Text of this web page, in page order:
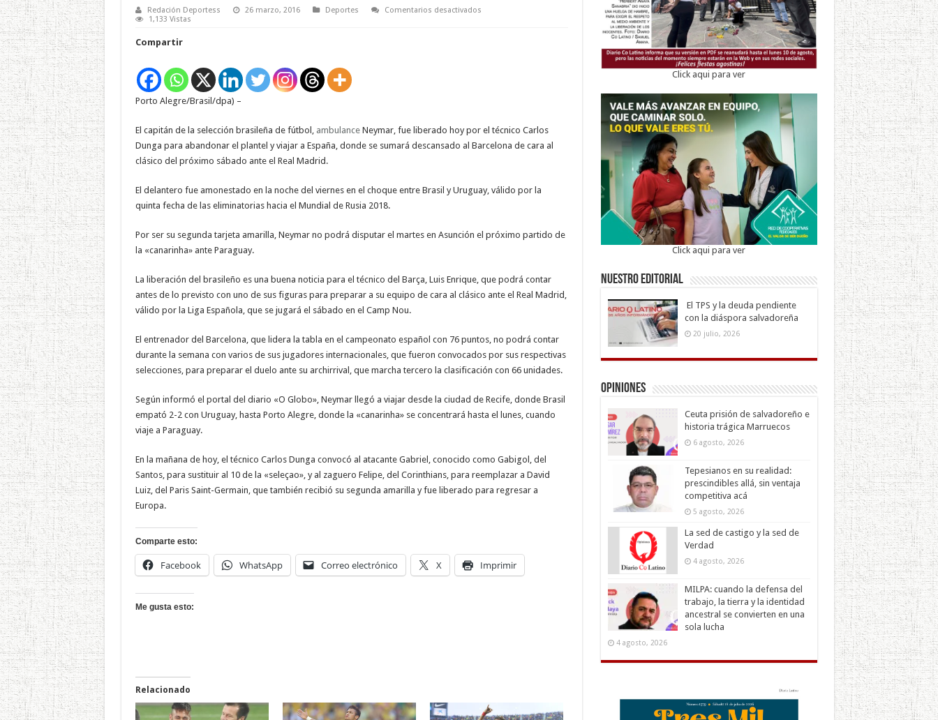
Redación Deportess 26 marzo, 2016 Deportes Comentarios desactivadosen
1,133 Vistas
Compartir
Porto Alegre/Brasil/dpa) –
El capitán de la selección brasileña de fútbol , ambulanceNeymar, fue liberado hoy por el técnico Carlos
Dunga para abandonar el plantel y viajar a España, donde se sumará descansado al Barcelona de cara al
clásico del próximo sábado ante el Real Madrid.
El delantero fue amonestado en la noche del viernes en el choque entre Brasil y Uruguay, válido por la
quinta fecha de las eliminatorias hacia el Mundial de Rusia 2018.
Por ser su segunda tarjeta amarilla, Neymar no podrá disputar el martes en Asunción el próximo partido de
la «canarinha» ante Paraguay.
La liberación del brasileño es una buena noticia para el técnico del Barça, Luis Enrique, que podrá contar
antes de lo previsto con uno de sus figuras para preparar a su equipo de cara al clásico ante el Real Madrid,
válido por la Liga Española, que se jugará el sábado en el Camp Nou.
El entrenador del Barcelona, que lidera la tabla en el campeonato español con 76 puntos, no podrá contar
durante la semana con varios de sus jugadores internacionales, que fueron convocados por sus respectivas
selecciones, para preparar el duelo ante su archirrival, que marcha tercero la clasificación con 66 unidades.
Según informó el portal del diario «O Globo», Neymar llegó a viajar desde la ciudad de Recife, donde Brasil
empató 2-2 con Uruguay, hasta Porto Alegre, donde la «canarinha» se concentrará hasta el lunes, cuando
viaje a Paraguay.
En la mañana de hoy, el técnico Carlos Dunga convocó al atacante Gabriel, conocido como Gabigol, del
Santos, para sustituir al 10 de la «seleçao», y al zaguero Felipe, del Corinthians, para reemplazar a David
Luiz, del Paris Saint-Germain, que también recibió su segunda amarilla y fue liberado para regresar a
Europa.
Comparte esto:
Facebook WhatsApp Correo electrónico X Imprimir
Me gusta esto:
Relacionado
Click aqui para ver
Click aqui para ver
Nuestro Editorial
El TPS y la deuda pendiente
con la diáspora salvadoreña
20 julio, 2026
Opiniones
Ceuta prisión de salvadoreño e
historia trágica Marruecos
6 agosto, 2026
Tepesianos en su realidad:
prescindibles allá, sin ventaja
competitiva acá
5 agosto, 2026
La sed de castigo y la sed de
Verdad
4 agosto, 2026
MILPA: cuando la defensa del
trabajo, la tierra y la identidad
ancestral se convierten en una
sola lucha
4 agosto, 2026